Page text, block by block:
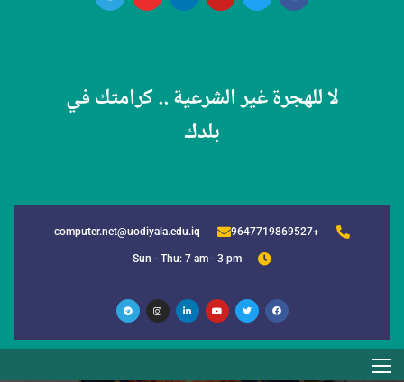
لا للهجرة غير الشرعية .. كرامتك في
بلدك
+9647719869527
computer.net@uodiyala.edu.iq
Sun - Thu: 7 am - 3 pm